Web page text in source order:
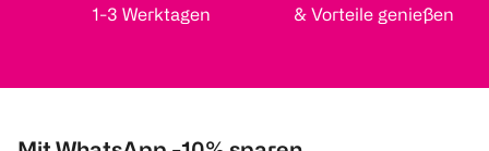
1-3 Werktagen
& Vorteile genießen